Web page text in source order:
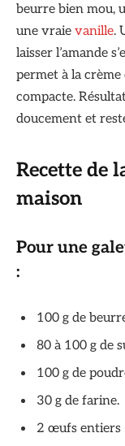
beurre bien mou,
une vraie vanille.
laisser l’amande
permet à la
compacte.
doucement et
Recette de
maison
Pour une
:
100 g de
80 à 100 g de
100 g de
30 g de farine.
2 œufs entiers